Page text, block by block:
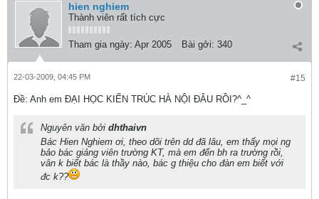
hien nghiem
Thành viên rất tích cực
Tham gia ngày: Apr 2005 Bài gởi: 340
#15
22-03-2009, 04:45 PM
Ðề: Anh em ĐẠI HỌC KIẾN TRÚC HÀ NỘI ĐÂU RỒI?^_^
Nguyên văn bởi dhthaivn
Bác Hien Nghiem ơi, theo dõi trên dd đã lâu, em thấy mọi ng
bảo bác giảng viên trường KT, mà em đến bh ra trường rồi,
vân k biết bác là thầy nào, bác g thiệu cho đàn em biết với
đc k??